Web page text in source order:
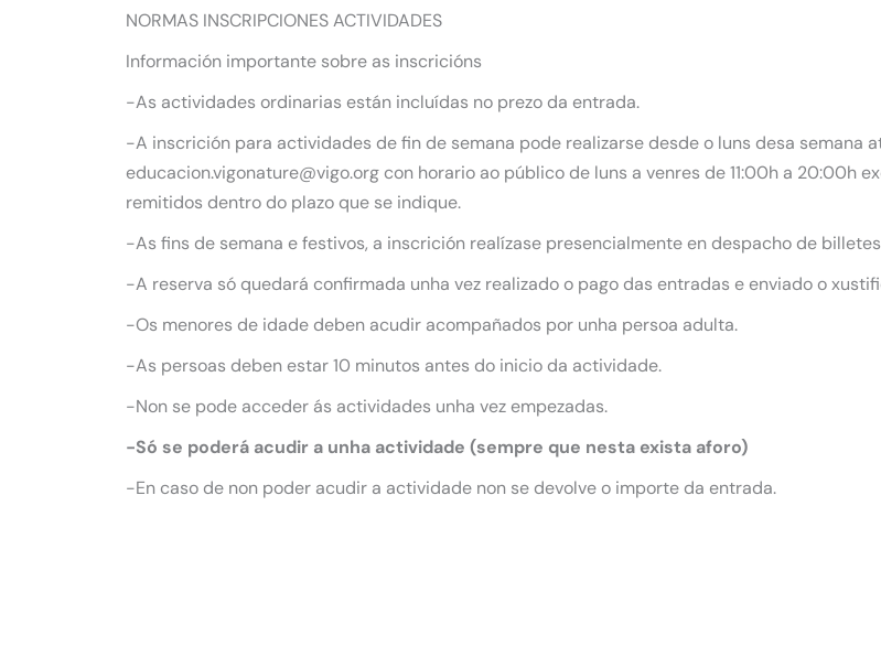
NORMAS INSCRIPCIONES ACTIVIDADES
Información importante sobre as inscricións
-As actividades ordinarias están incluídas no prezo da entrada.
-A inscrición para actividades de fin de semana pode realizarse desde o luns desa semana
educacion.vigonature@vigo.org con horario ao público de luns a venres de 11:00h a 20:00h
remitidos dentro do plazo que se indique.
-As fins de semana e festivos, a inscrición realízase presencialmente en despacho de
-A reserva só quedará confirmada unha vez realizado o pago das entradas e enviado o
-Os menores de idade deben acudir acompañados por unha persoa adulta.
-As persoas deben estar 10 minutos antes do inicio da actividade.
-Non se pode acceder ás actividades unha vez empezadas.
-Só se poderá acudir a unha actividade (sempre que nesta exista aforo)
-En caso de non poder acudir a actividade non se devolve o importe da entrada.